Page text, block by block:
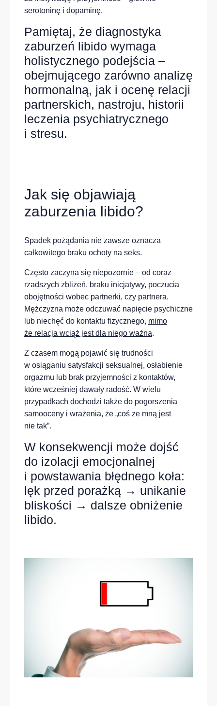
serotoninę i dopaminę.
Pamiętaj, że diagnostyka
zaburzeń libido wymaga
holistycznego podejścia –
obejmującego zarówno analizę
hormonalną, jak i ocenę relacji
partnerskich, nastroju, historii
leczenia psychiatrycznego
i stresu.
Jak się objawiają
zaburzenia libido?
Spadek pożądania nie zawsze oznacza
całkowitego braku ochoty na seks.
Często zaczyna się niepozornie – od coraz
rzadszych zbliżeń, braku inicjatywy, poczucia
obojętności wobec partnerki, czy partnera.
Mężczyzna może odczuwać napięcie psychiczne
lub niechęć do kontaktu fizycznego, mimo
że relacja wciąż jest dla niego ważna.
Z czasem mogą pojawić się trudności
w osiąganiu satysfakcji seksualnej, osłabienie
orgazmu lub brak przyjemności z kontaktów,
które wcześniej dawały radość. W wielu
przypadkach dochodzi także do pogorszenia
samooceny i wrażenia, że „coś ze mną jest
nie tak”.
W konsekwencji może dojść
do izolacji emocjonalnej
i powstawania błędnego koła:
lęk przed porażką → unikanie
bliskości → dalsze obniżenie
libido.